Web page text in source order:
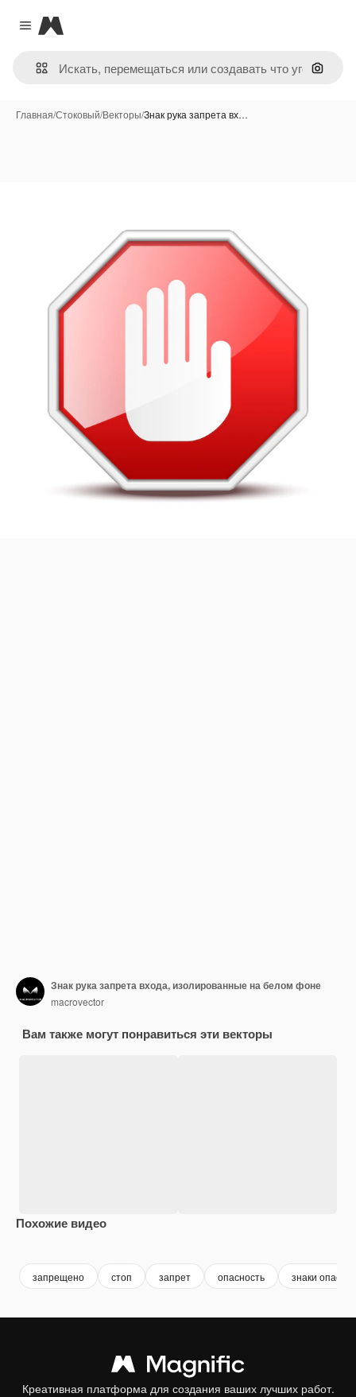
Close menu
Magnific
Поиск
Главная/Стоковый/Векторы/Знак рука запрета вх…
Знак рука запрета входа, изолированные на белом фоне
macrovector
Вам также могут понравиться эти векторы
Похожие видео
запрещено стоп запрет опасность знаки
Креативная платформа для создания ваших лучших работ.